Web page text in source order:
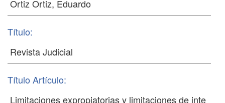
Título:
Título Artículo: